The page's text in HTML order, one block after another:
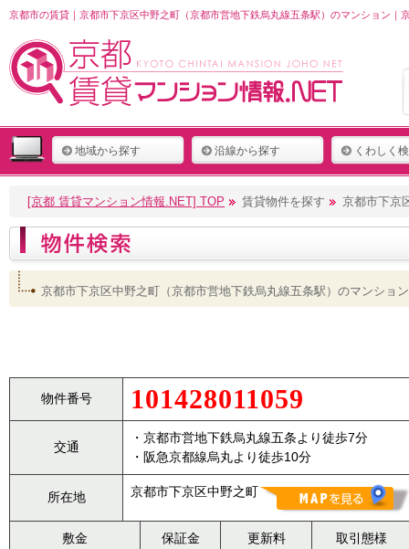
京都市の賃貸｜京都市下京区中野之町（京都市営地下鉄烏丸線五条駅）のマンション｜
地域から探す 沿線から探す くわしく
[京都 賃貸マンション情報.NET] TOP 賃貸物件を探す 京都市下京
京都市下京区中野之町（京都市営地下鉄烏丸線五条駅）のマンショ
物件番号 101428011059
交通
・京都市営地下鉄烏丸線五条より徒歩7分
・阪急京都線烏丸より徒歩10分
所在地 京都市下京区中野之町
敷金
保証金
更新料
取引態様